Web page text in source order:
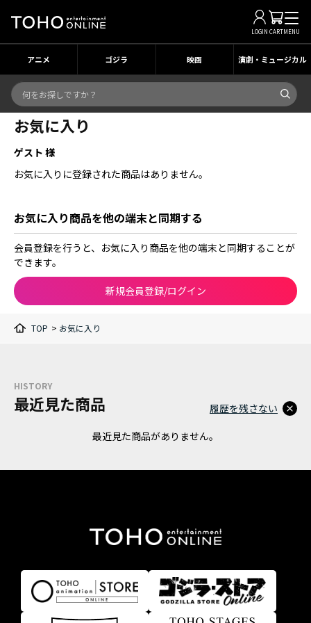
LOGIN CARTMENU
アニメ ゴジラ 映画 演劇・ミュージカル
お気に入り
ゲスト 様
お気に入りに登録された商品はありません。
お気に入り商品を他の端末と同期する
会員登録を行うと、お気に入り商品を他の端末と同期することが
できます。
新規会員登録/ログイン
TOP > お気に入り
HISTORY
最近見た商品
最近見た商品がありません。
履歴を残さない